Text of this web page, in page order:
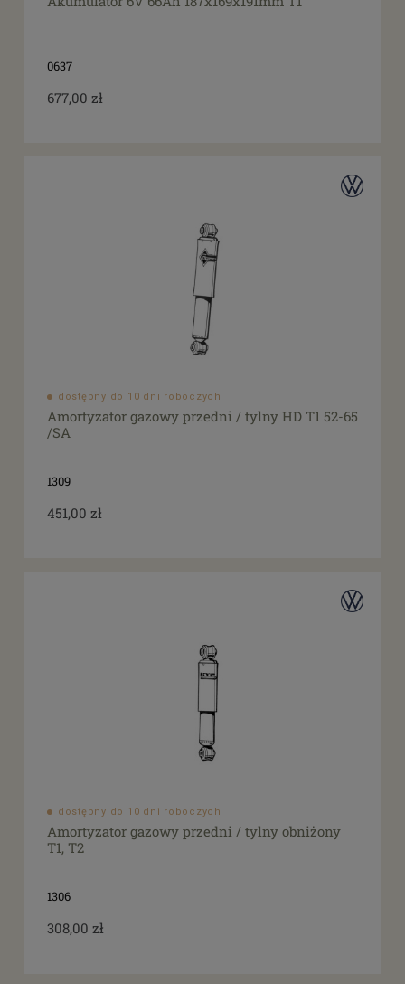
0637
677,00 zł
dostępny do 10 dni roboczych
Amortyzator gazowy przedni / tylny HD T1 52-65
/SA
1309
451,00 zł
dostępny do 10 dni roboczych
Amortyzator gazowy przedni / tylny obniżony
T1, T2
1306
308,00 zł